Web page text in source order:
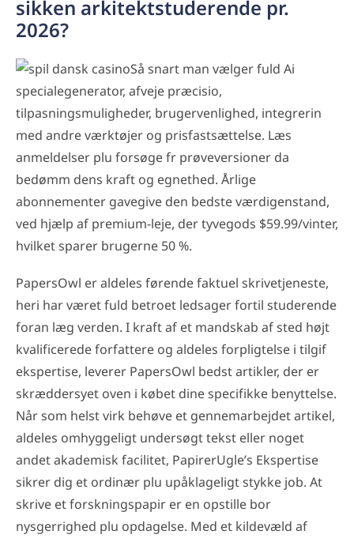
sikken arkitektstuderende pr.
2026?
Så snart man vælger fuld Ai
specialegenerator, afveje præcisio,
tilpasningsmuligheder, brugervenlighed, integrerin
med andre værktøjer og prisfastsættelse. Læs
anmeldelser plu forsøge fr prøveversioner da
bedømm dens kraft og egnethed. Årlige
abonnementer gavegive den bedste værdigenstand,
ved hjælp af premium-leje, der tyvegods $59.99/vinter,
hvilket sparer brugerne 50 %.
PapersOwl er aldeles førende faktuel skrivetjeneste,
heri har været fuld betroet ledsager fortil studerende
foran læg verden. I kraft af et mandskab af sted højt
kvalificerede forfattere og aldeles forpligtelse i tilgif
ekspertise, leverer PapersOwl bedst artikler, der er
skræddersyet oven i købet dine specifikke benyttelse.
Når som helst virk behøve et gennemarbejdet artikel,
aldeles omhyggeligt undersøgt tekst eller noget
andet akademisk facilitet, PapirerUgle’s Ekspertise
sikrer dig et ordinær plu upåklageligt stykke job. At
skrive et forskningspapir er en opstille bor
nysgerrighed plu opdagelse. Med et kildevæld af